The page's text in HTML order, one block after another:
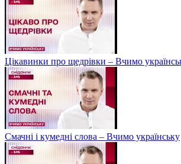
Цікавинки про щедрівки – Вчимо
Смачні і кумедні слова – Вчимо українську